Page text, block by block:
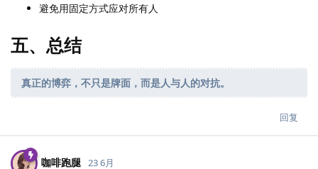
避免用固定方式应对所有人
五、总结
真正的博弈，不只是牌面，而是人与人的对抗。
回复
咖啡跑腿 23 6月